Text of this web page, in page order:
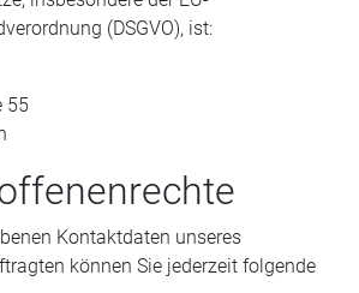
(DSGVO), ist:
55
Kontaktdaten unseres
können Sie jederzeit folgende